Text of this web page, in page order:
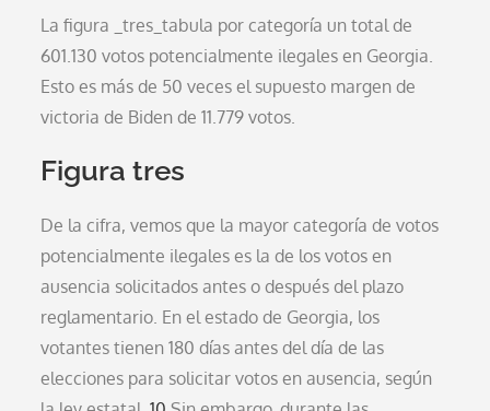
La figura _tres_tabula por categoría un total de
601.130 votos potencialmente ilegales en Georgia.
Esto es más de 50 veces el supuesto margen de
victoria de Biden de 11.779 votos.
Figura tres
De la cifra, vemos que la mayor categoría de votos
potencialmente ilegales es la de los votos en
ausencia solicitados antes o después del plazo
reglamentario. En el estado de Georgia, los
votantes tienen 180 días antes del día de las
elecciones para solicitar votos en ausencia, según